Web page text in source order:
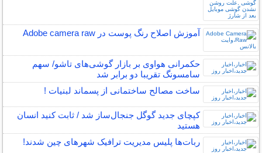
آموزش اصلاح رنگ پوست در Adobe camera raw
حکمرانی هواوی بر بازار گوشی‌های تاشو/ سهم
سامسونگ تقریبا دو برابر شد
ساخت مصالح ساختمانی از پسماند لبنیات !
کپچای جدید گوگل جنجال‌ساز شد / ثابت کنید انسان
هستید
ربات‌ها پلیس مدیریت ترافیک شهرهای چین شدند!